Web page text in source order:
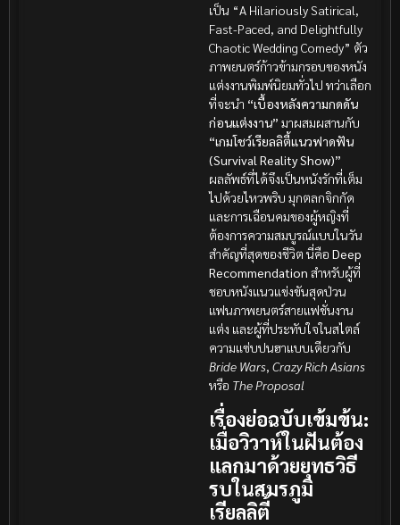
เป็น “A Hilariously Satirical,
Fast-Paced, and Delightfully
Chaotic Wedding Comedy” ตัว
ภาพยนตร์ก้าวข้ามกรอบของหนัง
แต่งงานพิมพ์นิยมทั่วไป ทว่าเลือก
ที่จะนำ “เบื้องหลังความกดดัน
ก่อนแต่งงาน” มาผสมผสานกับ
“เกมโชว์เรียลลิตี้แนวฟาดฟัน
(Survival Reality Show)”
ผลลัพธ์ที่ได้จึงเป็นหนังรักที่เต็ม
ไปด้วยไหวพริบ มุกตลกจิกกัด
และการเฉือนคมของผู้หญิงที่
ต้องการความสมบูรณ์แบบในวัน
สำคัญที่สุดของชีวิต นี่คือ Deep
Recommendation สำหรับผู้ที่
ชอบหนังแนวแข่งขันสุดป่วน
แฟนภาพยนตร์สายแฟชั่นงาน
แต่ง และผู้ที่ประทับใจในสไตล์
ความแซ่บปนฮาแบบเดียวกับ
Bride Wars Crazy Rich Asians
หรือ The Proposal
เรื่องย่อฉบับเข้มข้น:
เมื่อวิวาห์ในฝันต้อง
แลกมาด้วยยุทธวิธี
รบในสมรภูมิ
เรียลลิตี้